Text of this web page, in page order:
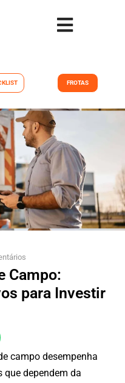
FROTAS
Campo:
para Investir
campo desempenha
que dependem da